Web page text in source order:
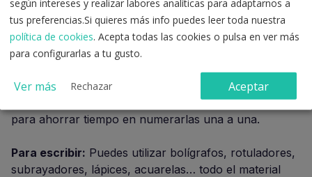
páginas numeradas,
para ahorrar tiempo en numerarlas una a una.
Para escribir: Puedes utilizar bolígrafos, rotuladores,
subrayadores, lápices, acuarelas… todo el material
según intereses y realizar labores analíticas para adaptarnos a
tus preferencias.Si quieres más info puedes leer toda nuestra
política de cookies. Acepta todas las cookies o pulsa en ver más
para configurarlas a tu gusto.
Ver más Rechazar Aceptar